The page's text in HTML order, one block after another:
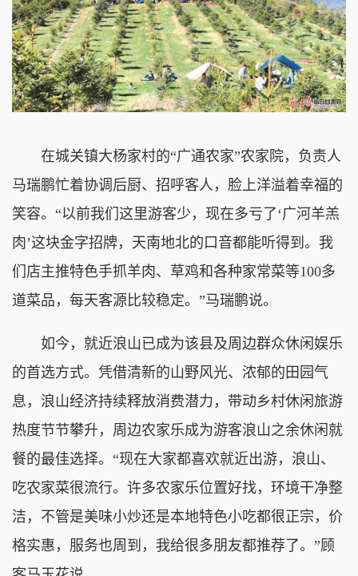
在城关镇大杨家村的“广通农家”农家院，负责人
马瑞鹏忙着协调后厨、招呼客人，脸上洋溢着幸福的
笑容。“以前我们这里游客少，现在多亏了‘广河羊羔
肉’这块金字招牌，天南地北的口音都能听得到。我
们店主推特色手抓羊肉、草鸡和各种家常菜等100多
道菜品，每天客源比较稳定。”马瑞鹏说。
如今，就近浪山已成为该县及周边群众休闲娱乐
的首选方式。凭借清新的山野风光、浓郁的田园气
息，浪山经济持续释放消费潜力，带动乡村休闲旅游
热度节节攀升，周边农家乐成为游客浪山之余休闲就
餐的最佳选择。“现在大家都喜欢就近出游，浪山、
吃农家菜很流行。许多农家乐位置好找，环境干净整
洁，不管是美味小炒还是本地特色小吃都很正宗，价
格实惠，服务也周到，我给很多朋友都推荐了。”顾